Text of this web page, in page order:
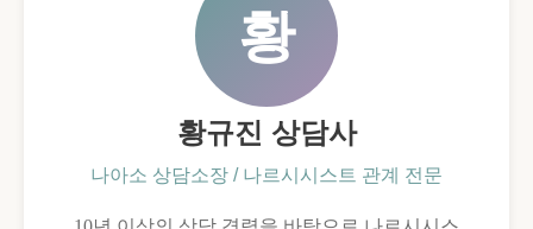
황
황규진 상담사
나아소 상담소장 / 나르시시스트 관계 전문